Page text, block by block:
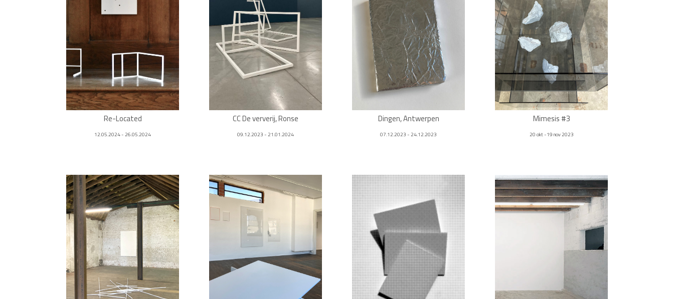
Re-Located
12.05.2024 - 26.05.2024
CC De ververij, Ronse
09.12.2023 - 21.01.2024
Dingen, Antwerpen
07.12.2023 - 24.12.2023
Mimesis #3
20 okt -19 nov 2023